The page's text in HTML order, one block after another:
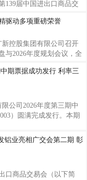
守与担当。（兴发铝业总
标准。从未来世界第一
最高楼迪拜哈利法
139届中国进出口商品交
创新研发成果，集中展示
展现国产铝型材企业的综
全球客商，是对外展示中
的重要窗口。兴发铝业积
利法塔、上海东方明珠塔
示了企业参与建造的一系
高端建筑铝型材领域的
驱动多项重磅荣誉
新控股集团有限公司召开
与2026年度规划会议，全
个人进行表彰。 会上，兴
益运营成效，获评广新集
位”；公司精益骨干陈
”、“精益协同标兵”称
誉绶带。兴发铝业包揽集
益协同标兵”称
期票据成功发行 利率三
公司2026年度第三期中
）圆满完成发行。本期
创下同期限、同评级、同
显资本市场对企业发展前
作为国内铝型材行业龙头
发行领域持续展现强劲的
票据顺利发行后，公司凭
铝业亮相广交会第二期 彰
口商品交易会（以下简